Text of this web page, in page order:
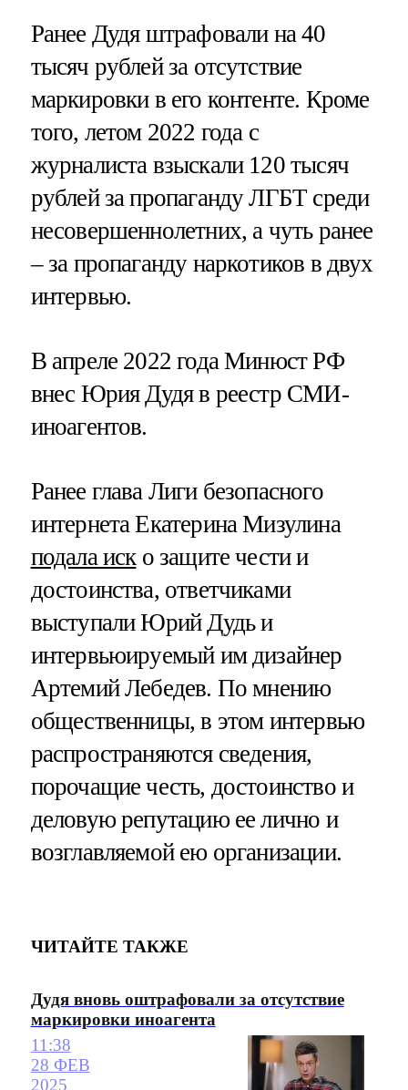
Ранее Дудя штрафовали на 40
тысяч рублей за отсутствие
маркировки в его контенте. Кроме
того, летом 2022 года с
журналиста взыскали 120 тысяч
рублей за пропаганду ЛГБТ среди
несовершеннолетних, а чуть ранее
– за пропаганду наркотиков в двух
интервью.
В апреле 2022 года Минюст РФ
внес Юрия Дудя в реестр СМИ-
иноагентов.
Ранее глава Лиги безопасного
интернета Екатерина Мизулина
подала иско защите чести и
достоинства, ответчиками
выступали Юрий Дудь и
интервьюируемый им дизайнер
Артемий Лебедев. По мнению
общественницы, в этом интервью
распространяются сведения,
порочащие честь, достоинство и
деловую репутацию ее лично и
возглавляемой ею организации.
ЧИТАЙТЕ ТАКЖЕ
Дудя вновь оштрафовали за отсутствие
маркировки иноагента
11:38
28 ФЕВ
2025